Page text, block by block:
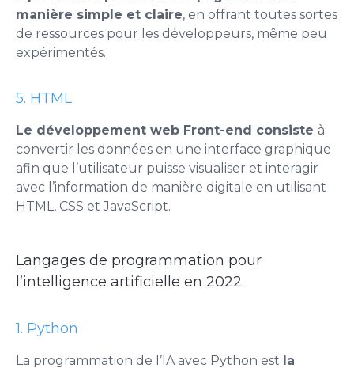
manière simple et claire, en offrant toutes sortes
de ressources pour les développeurs, même peu
expérimentés.
5. HTML
Le développement web Front-end consiste à
convertir les données en une interface graphique
afin que l’utilisateur puisse visualiser et interagir
avec l’information de manière digitale en utilisant
HTML, CSS et JavaScript.
Langages de programmation pour
l’intelligence artificielle en 2022
1. Python
La programmation de l’IA avec Python est la